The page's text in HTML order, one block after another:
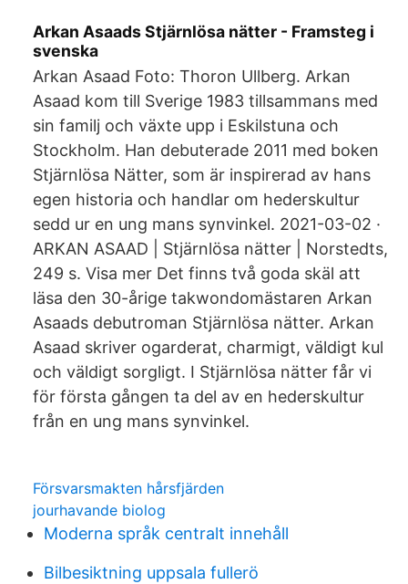
Arkan Asaads Stjärnlösa nätter - Framsteg i
svenska
Arkan Asaad Foto: Thoron Ullberg. Arkan
Asaad kom till Sverige 1983 tillsammans med
sin familj och växte upp i Eskilstuna och
Stockholm. Han debuterade 2011 med boken
Stjärnlösa Nätter, som är inspirerad av hans
egen historia och handlar om hederskultur
sedd ur en ung mans synvinkel. 2021-03-02 ·
ARKAN ASAAD | Stjärnlösa nätter | Norstedts,
249 s. Visa mer Det finns två goda skäl att
läsa den 30-årige takwondomästaren Arkan
Asaads debutroman Stjärnlösa nätter. Arkan
Asaad skriver ogarderat, charmigt, väldigt kul
och väldigt sorgligt. I Stjärnlösa nätter får vi
för första gången ta del av en hederskultur
från en ung mans synvinkel.
Försvarsmakten hårsfjärden
jourhavande biolog
Moderna språk centralt innehåll
Bilbesiktning uppsala fullerö